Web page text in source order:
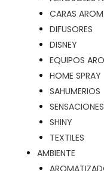
CARAS
DIFUSORES
DISNEY
EQUIPOS
HOME SPRAY
SAHUMERIOS
SENSACIONES
SHINY
TEXTILES
AMBIENTE